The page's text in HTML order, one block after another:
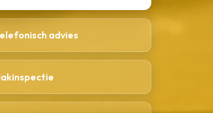
advies